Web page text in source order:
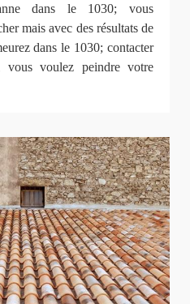
dans le 1030; vous
mais avec des résultats de
dans le 1030; contacter
voulez peindre votre